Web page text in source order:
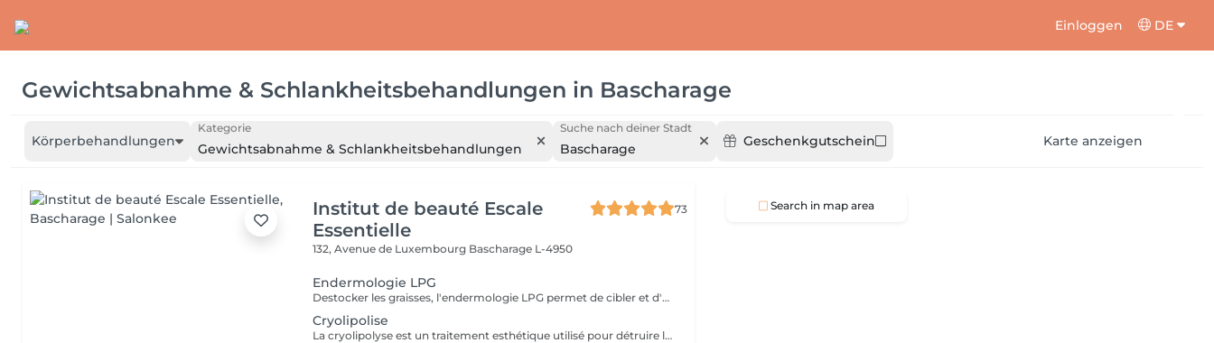
Einloggen DE
Gewichtsabnahme & Schlankheitsbehandlungen in Bascharage
Körperbehandlungen
Kategorie
Gewichtsabnahme & Schlankheitsbehandlungen
Suche nach deiner Stadt
Bascharage Geschenkgutschein Karte anzeigen
Institut de beauté Escale
Essentielle
73
132, Avenue de Luxembourg Bascharage L-4950
Endermologie LPG
Destocker les graisses, l'endermologie LPG permet de cibler et d'affiner les zones rebelles à l'exercice et a l'hygiène alimentaire ( bras , dos , ventre, taille) tout en s'adaptant au besoin de chaque peau. Lisser la cellulite, raffermir la peau, retrouver des jambes légères.
Cryolipolise
La cryolipolyse est un traitement esthétique utilisé pour détruire les cellules graisseuses. Son principe repose sur une température de froid contrôlé de 9°C à 13°C.
Search in map area